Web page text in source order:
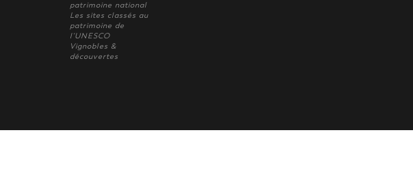
patrimoine national
Les sites classés au
patrimoine de
l'UNESCO
Vignobles &
découvertes